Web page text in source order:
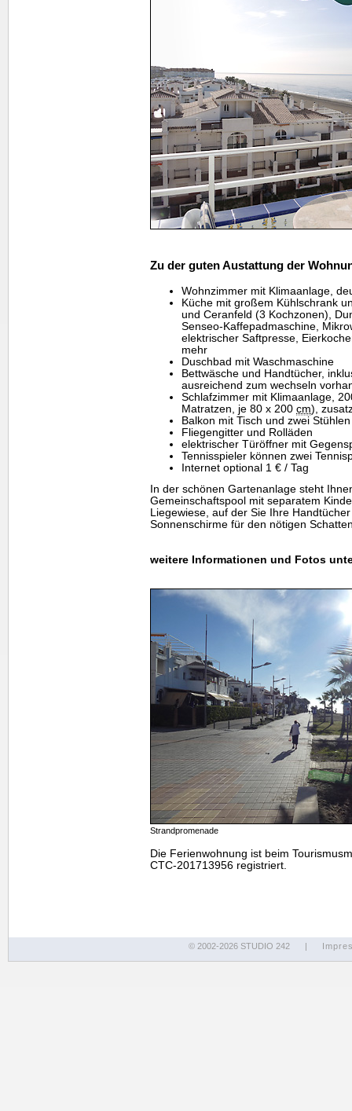
Zu der guten Austattung der
Wohnzimmer mit Klimaanlage,
Küche mit großem Kühlschrank
und Ceranfeld (3 Kochzonen),
Senseo-Kaffepadmaschine,
elektrischer Saftpresse,
mehr
Duschbad mit Waschmaschine
Bettwäsche und Handtücher,
ausreichend zum wechseln
Schlafzimmer mit Klimaanlage,
Matratzen, je 80 x 200 cm),
Balkon mit Tisch und zwei Stühlen
Fliegengitter und Rolläden
elektrischer Türöffner mit
Tennisspieler können zwei
Internet optional 1 € / Tag
In der schönen Gartenanlage steht
Gemeinschaftspool mit separatem
Liegewiese, auf der Sie Ihre
Sonnenschirme für den nötigen
weitere Informationen und Fotos
Strandpromenade
Die Ferienwohnung ist beim
CTC-201713956 registriert.
© 2002-2026 STUDIO 242 |